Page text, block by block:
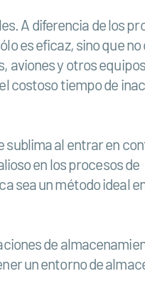
A diferencia de los
es eficaz, sino que no
aviones y otros
costoso tiempo de
sublima al entrar en
en los procesos de
sea un método ideal
de
un entorno de